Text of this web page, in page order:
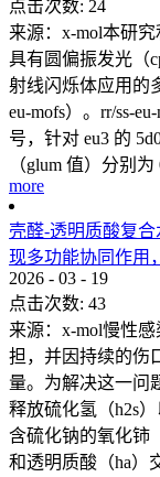
点击次数: 24
来源：x-mol本研究
具有圆偏振发光（
射线闪烁体应用的
eu-mofs）。rr/ss-
号，针对 eu3 的
（glum 值）分别为
more
壳醛-透明质酸复
现多功能协同作用
2026 - 03 - 19
点击次数: 43
来源：x-mol慢性
担，并因持续的伤
量。为解决这一问
释放硫化氢（h2s
含硫化钠的氧化铈
和透明质酸（ha）